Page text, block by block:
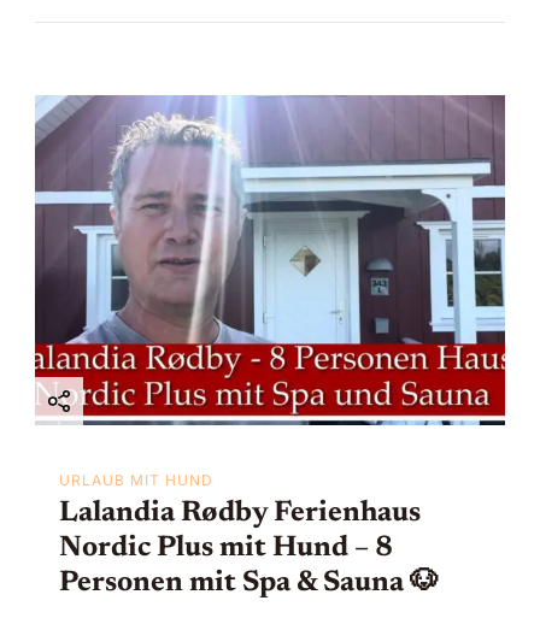
URLAUB MIT HUND
Lalandia Rødby Ferienhaus
Nordic Plus mit Hund – 8
Personen mit Spa & Sauna 🐶